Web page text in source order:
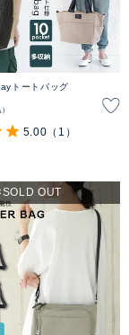
トートバッグ
5.00 （1）
SOLD OUT